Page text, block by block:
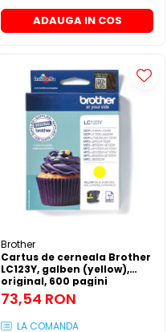
ADAUGA IN COS
Brother
Cartus de cerneala Brother
LC123Y, galben (yellow),
original, 600 pagini
73,54 RON
LA COMANDA